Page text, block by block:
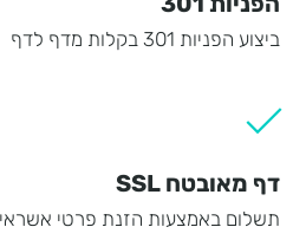
ביצוע הפניות 301 בקלות מדף לדף
דף מאובטח SSL
תשלום באמצעות הזנת פרטי